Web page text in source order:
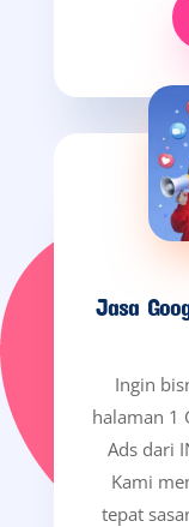
Jasa
Ingin
halaman 1
Ads dari
Kami
tepat